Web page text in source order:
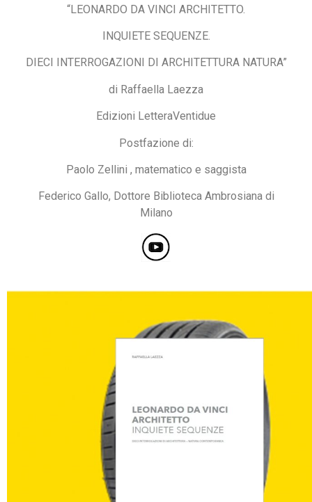
“LEONARDO DA VINCI ARCHITETTO.
INQUIETE SEQUENZE.
DIECI INTERROGAZIONI DI ARCHITETTURA NATURA”
di Raffaella Laezza
Edizioni LetteraVentidue
Postfazione di:
Paolo Zellini , matematico e saggista
Federico Gallo, Dottore Biblioteca Ambrosiana di
Milano